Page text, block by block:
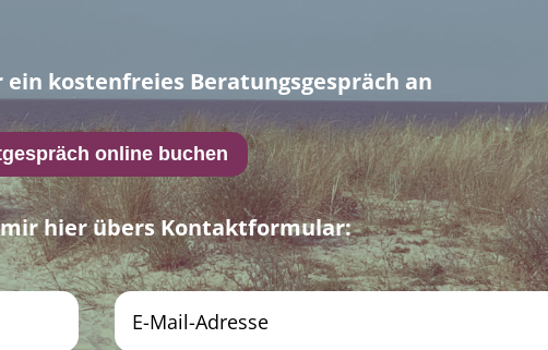
kostenfreies Beratungsgespräch an
online buchen
hier übers Kontaktformular: